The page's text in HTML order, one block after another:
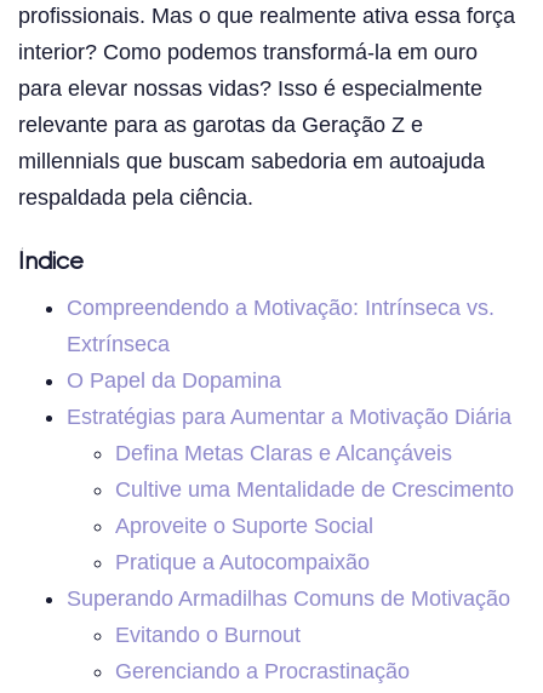
profissionais. Mas o que realmente ativa essa força
interior? Como podemos transformá-la em ouro
para elevar nossas vidas? Isso é especialmente
relevante para as garotas da Geração Z e
millennials que buscam sabedoria em autoajuda
respaldada pela ciência.
Índice
Compreendendo a Motivação: Intrínseca vs.
Extrínseca
O Papel da Dopamina
Estratégias para Aumentar a Motivação Diária
Defina Metas Claras e Alcançáveis
Cultive uma Mentalidade de Crescimento
Aproveite o Suporte Social
Pratique a Autocompaixão
Superando Armadilhas Comuns de Motivação
Evitando o Burnout
Gerenciando a Procrastinação